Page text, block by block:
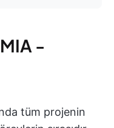
-
tüm projenin